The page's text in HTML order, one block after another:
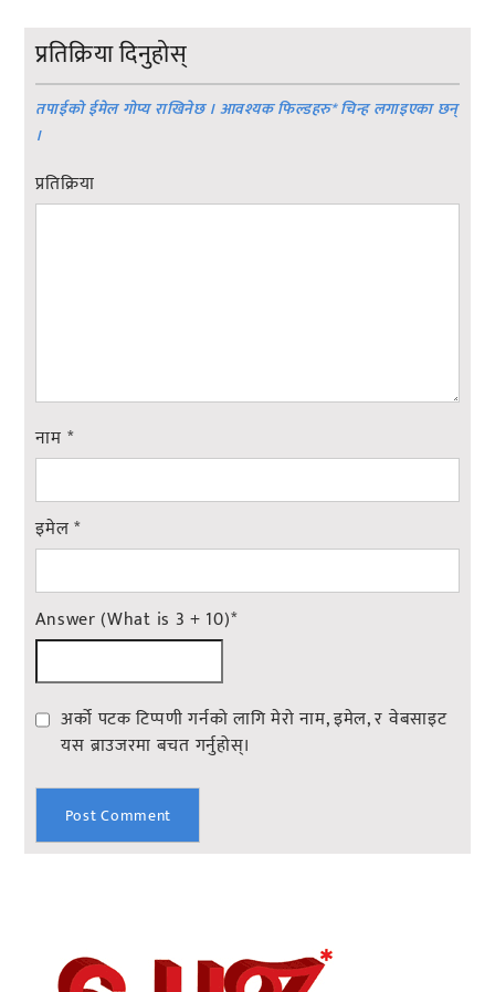
प्रतिक्रिया दिनुहोस्
तपाईको ईमेल गोप्य राखिनेछ । आवश्यक फिल्डहरु*चिन्ह लगाइएका छन्
।
प्रतिक्रिया
नाम *
इमेल*
Answer (What is 3 + 10)*
अर्को पटक टिप्पणी गर्नको लागि मेरो नाम, इमेल, र वेबसाइट
यस ब्राउजरमा बचत गर्नुहोस्।